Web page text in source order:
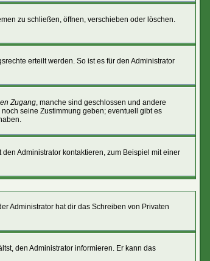
zu schließen, öffnen, verschieben oder löschen.
erteilt werden. So ist es für den Administrator
Zugang, manche sind geschlossen und andere
seine Zustimmung geben; eventuell gibt es
Administrator kontaktieren, zum Beispiel mit einer
Administrator hat dir das Schreiben von Privaten
den Administrator informieren. Er kann das